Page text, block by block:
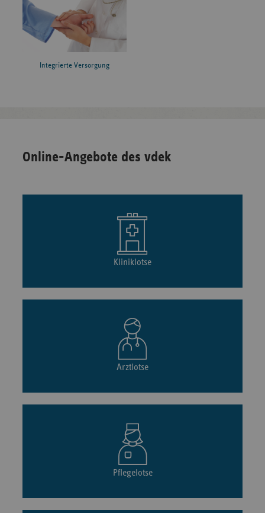
Integrierte Versorgung
Online-Angebote des vdek
Kliniklotse
Arztlotse
Pflegelotse